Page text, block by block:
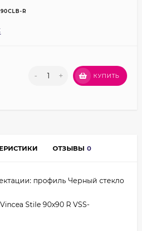
R
- + КУПИТЬ
ОТЗЫВЫ 0
профиль Черный стекло
Stile 90x90 R VSS-